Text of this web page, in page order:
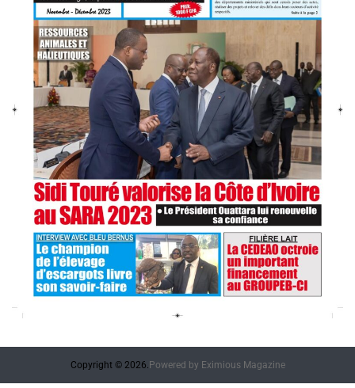
Copyright © 2026. Powered by Eximious Magazine